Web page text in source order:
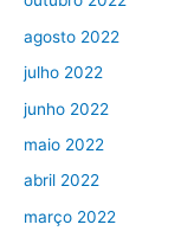
agosto 2022
julho 2022
junho 2022
maio 2022
abril 2022
março 2022